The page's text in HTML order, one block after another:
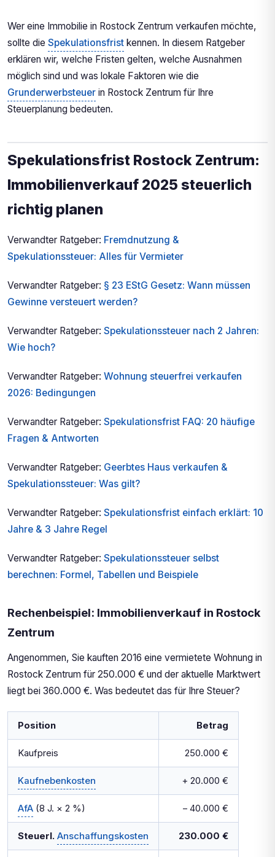
Wer eine Immobilie in Rostock Zentrum verkaufen möchte,
sollte die Spekulationsfrist kennen. In diesem Ratgeber
erklären wir, welche Fristen gelten, welche Ausnahmen
möglich sind und was lokale Faktoren wie die
Grunderwerbsteuer in Rostock Zentrum für Ihre
Steuerplanung bedeuten.
Spekulationsfrist Rostock Zentrum:
Immobilienverkauf 2025 steuerlich
richtig planen
Verwandter Ratgeber: Fremdnutzung &
Spekulationssteuer: Alles für Vermieter
Verwandter Ratgeber: § 23 EStG Gesetz: Wann müssen
Gewinne versteuert werden?
Verwandter Ratgeber: Spekulationssteuer nach 2 Jahren:
Wie hoch?
Verwandter Ratgeber: Wohnung steuerfrei verkaufen
2026: Bedingungen
Verwandter Ratgeber: Spekulationsfrist FAQ: 20 häufige
Fragen & Antworten
Verwandter Ratgeber: Geerbtes Haus verkaufen &
Spekulationssteuer: Was gilt?
Verwandter Ratgeber: Spekulationsfrist einfach erklärt: 10
Jahre & 3 Jahre Regel
Verwandter Ratgeber: Spekulationssteuer selbst
berechnen: Formel, Tabellen und Beispiele
Rechenbeispiel: Immobilienverkauf in Rostock
Zentrum
Angenommen, Sie kauften 2016 eine vermietete Wohnung in
Rostock Zentrum für 250.000 € und der aktuelle Marktwert
liegt bei 360.000 €. Was bedeutet das für Ihre Steuer?
Position Betrag
Kaufpreis 250.000 €
Kaufnebenkosten + 20.000 €
AfA (8 J. × 2 %) – 40.000 €
Steuerl. Anschaffungskosten 230.000 €